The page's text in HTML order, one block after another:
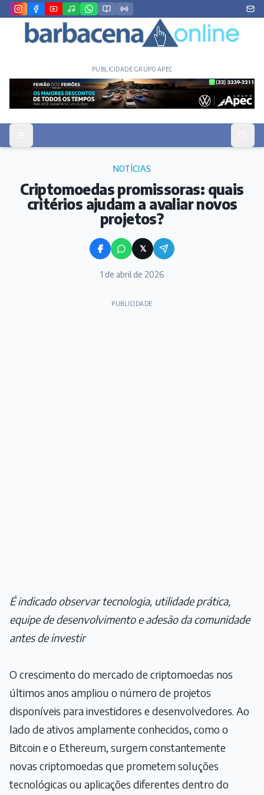
PUBLICIDADE GRUPO APEC
NOTÍCIAS
Criptomoedas promissoras: quais
critérios ajudam a avaliar novos
projetos?
𝕏
1 de abril de 2026
PUBLICIDADE
É indicado observar tecnologia, utilidade prática,
equipe de desenvolvimento e adesão da comunidade
antes de investir
O crescimento do mercado de criptomoedas nos
últimos anos ampliou o número de projetos
disponíveis para investidores e desenvolvedores. Ao
lado de ativos amplamente conhecidos, como o
Bitcoin e o Ethereum, surgem constantemente
novas criptomoedas que prometem soluções
tecnológicas ou aplicações diferentes dentro do